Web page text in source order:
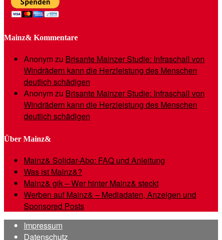
Mainz& Kommentare
Anonymzu Brisante Mainzer Studie: Infraschall von
Windrädern kann die Herzleistung des Menschen
deutlich schädigen
Anonymzu Brisante Mainzer Studie: Infraschall von
Windrädern kann die Herzleistung des Menschen
deutlich schädigen
Über Mainz&
Mainz& Solidar-Abo: FAQ und Anleitung
Was ist Mainz&?
Mainz& gik – Wer hinter Mainz& steckt
Werben auf Mainz& – Mediadaten, Anzeigen und
Sponsored Posts
Impressum
Datenschutz